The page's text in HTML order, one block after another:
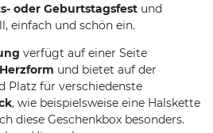
oder Geburtstagsfest und
einfach und schön ein.
verfügt auf einer Seite
Herzform und bietet auf der
Platz für verschiedenste
, wie beispielsweise eine Halskette
diese Geschenkbox besonders.